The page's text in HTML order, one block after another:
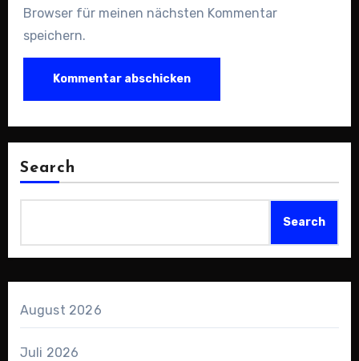
Browser für meinen nächsten Kommentar
speichern.
Search
Search
August 2026
Juli 2026